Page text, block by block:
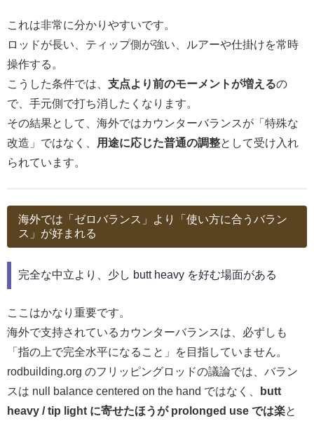
これは非常に分かりやすいです。
ロッドが長い、ティップ側が強い、ルアーや仕掛けを常時
操作する。
こうした条件では、 支点より前のモーメントが増えるの
で、手元側で打ち消したくなります。
その結果として、海外ではカウンターバランスが「特殊な
改造」ではなく、
用途に応じた普通の調整として受け入れ
られています。
海外では「ゼロバランス」より「使い方に合うバラン
ス」が好まれる
完全な中立より、少し butt heavy を好む場面がある
ここはかなり重要です。
海外で支持されているカウンターバランスは、必ずしも
「指の上で完全水平になること」を目指していません。
rodbuilding.org のフリッピングロッドの議論では、バラン
スは null balance centered on the hand ではなく、
butt
heavy / tip light に寄せたほうが prolonged use では楽と